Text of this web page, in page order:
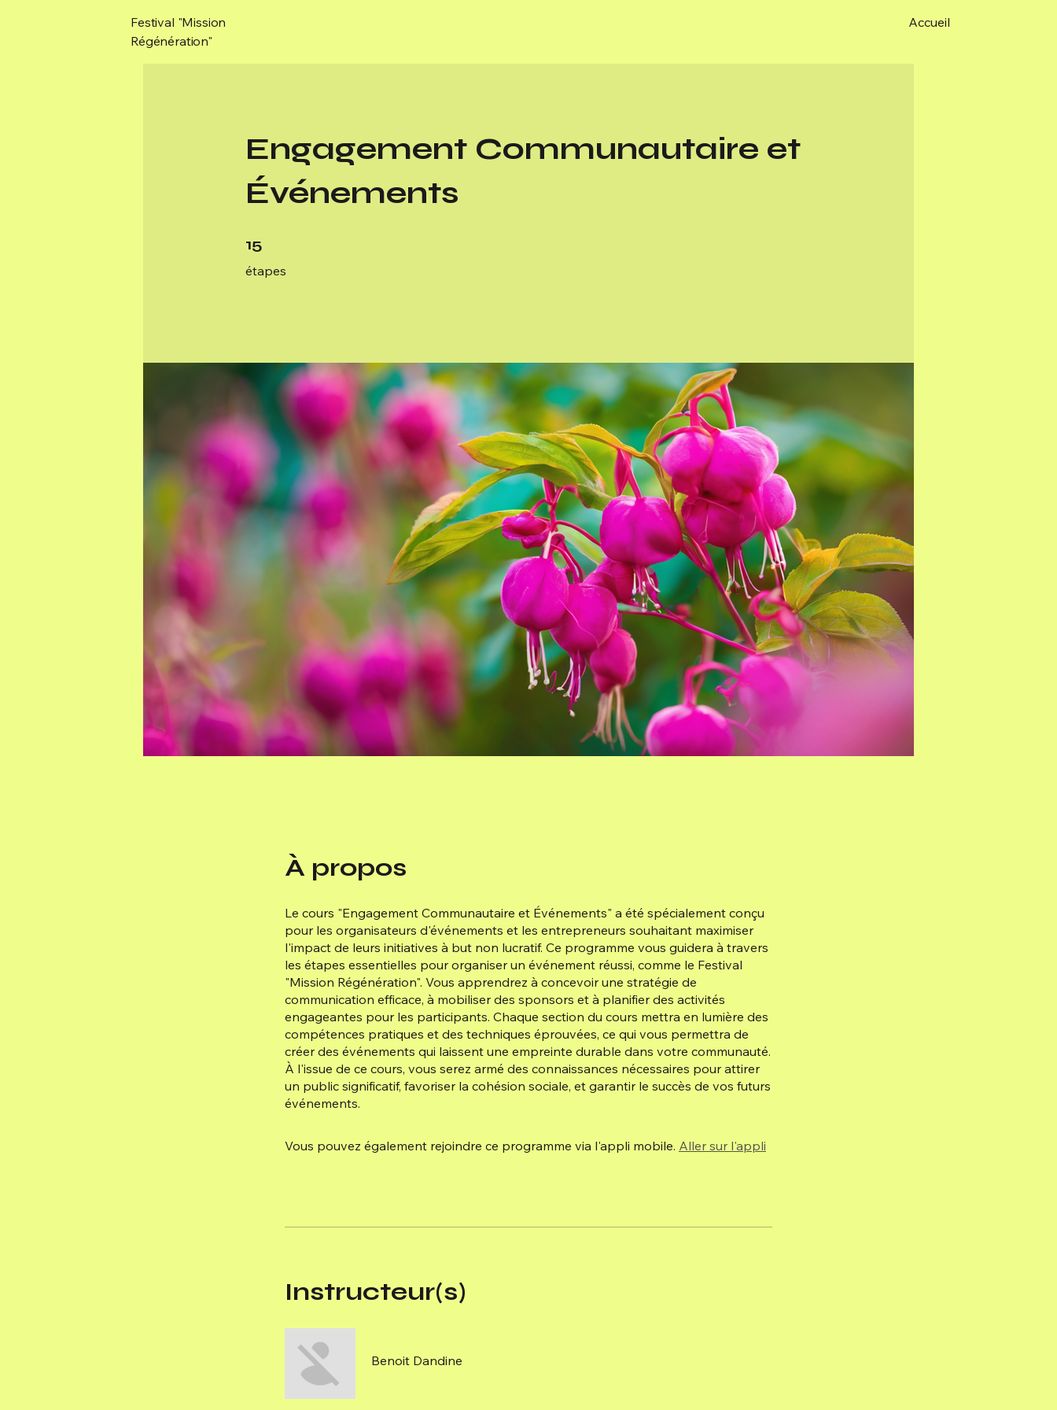
Festival "Mission
Régénération"
Accueil
Engagement Communautaire et
Événements
15
étapes
À propos
Le cours "Engagement Communautaire et Événements" a été spécialement conçu
pour les organisateurs d'événements et les entrepreneurs souhaitant maximiser
l'impact de leurs initiatives à but non lucratif. Ce programme vous guidera à travers
les étapes essentielles pour organiser un événement réussi, comme le Festival
"Mission Régénération". Vous apprendrez à concevoir une stratégie de
communication efficace, à mobiliser des sponsors et à planifier des activités
engageantes pour les participants. Chaque section du cours mettra en lumière des
compétences pratiques et des techniques éprouvées, ce qui vous permettra de
créer des événements qui laissent une empreinte durable dans votre communauté.
À l'issue de ce cours, vous serez armé des connaissances nécessaires pour attirer
un public significatif, favoriser la cohésion sociale, et garantir le succès de vos futurs
événements.
Vous pouvez également rejoindre ce programme via l'appli mobile. Aller sur l'appli
Instructeur(s)
Benoit Dandine